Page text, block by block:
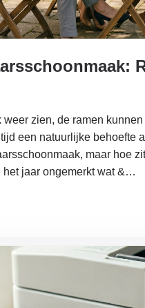
zien, de ramen
een natuurlijke behoefte
maar hoe
het jaar ongemerkt wat &…